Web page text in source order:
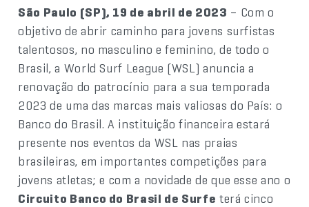
São Paulo (SP), 19 de abril de 2023 – Com o
objetivo de abrir caminho para jovens surfistas
talentosos, no masculino e feminino, de todo o
Brasil, a World Surf League (WSL) anuncia a
renovação do patrocínio para a sua temporada
2023 de uma das marcas mais valiosas do País: o
Banco do Brasil. A instituição financeira estará
presente nos eventos da WSL nas praias
brasileiras, em importantes competições para
jovens atletas; e com a novidade de que esse ano o
Circuito Banco do Brasil de Surfe terá cinco